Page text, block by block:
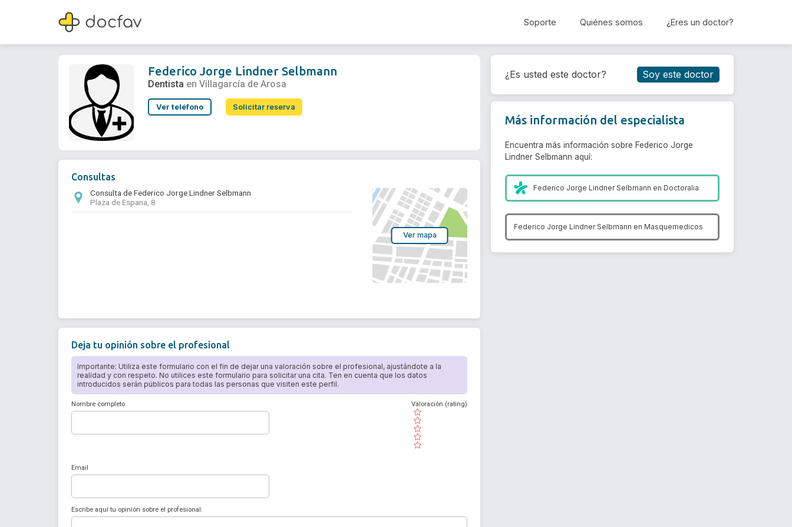
Soporte Quiénes somos ¿Eres un doctor?
Federico Jorge Lindner Selbmann
Dentista
Reservar cita
Federico Jorge Lindner Selbmann
Dentista en Villagarcía de Arosa
Ver teléfono Solicitar reserva
Consultas
Consulta de Federico Jorge Lindner Selbmann
Plaza de Espana, 8
Ver mapa
Deja tu opinión sobre el profesional
Importante: Utiliza este formulario con el fin de dejar una valoración sobre el profesional, ajustándote a la
realidad y con respeto. No utilices este formulario para solicitar una cita. Ten en cuenta que los datos
introducidos serán públicos para todas las personas que visiten este perfil.
Nombre completo
( )
( )
( )
( )
( )
Valoración (rating)
Email
Escribe aquí tu opinión sobre el profesional:
¿Es usted este doctor? Soy este doctor
Más información del especialista
Encuentra más información sobre Federico Jorge
Lindner Selbmann aquí:
Federico Jorge Lindner Selbmann enDoctoralia
Federico Jorge Lindner Selbmann en Masquemedicos